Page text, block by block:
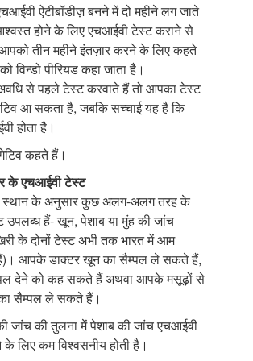
ऐंटीबॉडीज़ बनने में दो महीने लग जाते
होने के लिए एचआईवी टेस्ट कराने से
तीन महीने इंतज़ार करने के लिए कहते
विन्डो पीरियड कहा जाता है।
से पहले टेस्ट करवाते हैं तो आपका टेस्ट
आ सकता है, जबकि सच्चाई यह है कि
होता है।
कहते हैं।
के एचआईवी टेस्ट
स्थान के अनुसार कुछ अलग-अलग तरह के
उपलब्ध हैं- खून, पेशाब या मुंह की जांच
के दोनों टेस्ट अभी तक भारत में आम
आपके डाक्टर खून का सैम्पल ले सकते हैं,
देने को कह सकते हैं अथवा आपके मसूढ़ों से
सैम्पल ले सकते हैं।
जांच की तुलना में पेशाब की जांच एचआईवी
के लिए कम विश्वसनीय होती है।